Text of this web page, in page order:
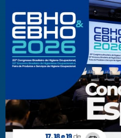
Fone/Fax:
+ 55 11 3081.5909 /